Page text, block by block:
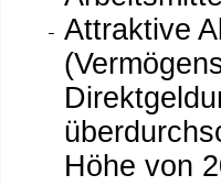
Attraktive
Höhe von